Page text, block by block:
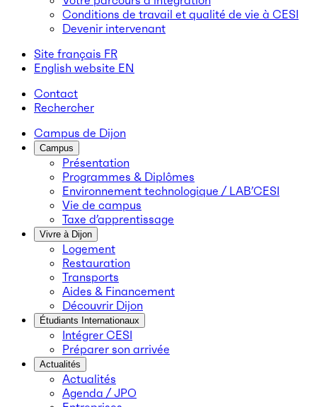
Conditions de travail et qualité de vie à CESI
Devenir intervenant
Site français FR
English website EN
Contact
Rechercher
Campus de Dijon
Campus
Présentation
Programmes & Diplômes
Environnement technologique / LAB’CESI
Vie de campus
Taxe d’apprentissage
Vivre à Dijon
Logement
Restauration
Transports
Aides & Financement
Découvrir Dijon
Étudiants Internationaux
Intégrer CESI
Préparer son arrivée
Actualités
Actualités
Agenda / JPO